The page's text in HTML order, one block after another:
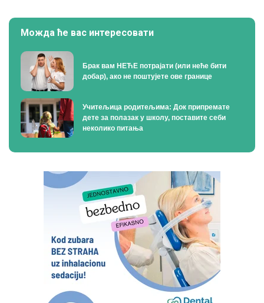
Можда ће вас интересовати
Брак вам НЕЋЕ потрајати (или неће бити
добар), ако не поштујете ове границе
Учитељица родитељима: Док припремате
дете за полазак у школу, поставите себи
неколико питања